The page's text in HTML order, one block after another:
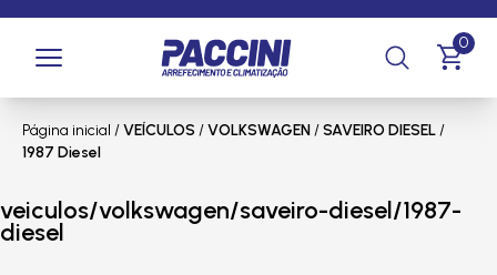
0
Página inicial /VEÍCULOS /VOLKSWAGEN/SAVEIRO DIESEL/
1987 Diesel
veiculos/volkswagen/saveiro-diesel/1987-
diesel